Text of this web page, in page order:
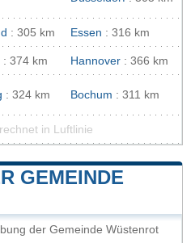
: 305 km Essen : 316 km
: 374 km Hannover : 366 km
: 324 km Bochum : 311 km
in Luftlinie
GEMEINDE
der Gemeinde Wüstenrot